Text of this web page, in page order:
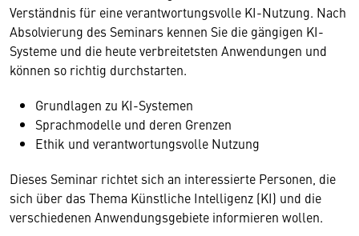
Verständnis für eine verantwortungsvolle KI-Nutzung. Nach
Absolvierung des Seminars kennen Sie die gängigen KI-
Systeme und die heute verbreitetsten Anwendungen und
können so richtig durchstarten.
Grundlagen zu KI-Systemen
Sprachmodelle und deren Grenzen
Ethik und verantwortungsvolle Nutzung
Dieses Seminar richtet sich an interessierte Personen, die
sich über das Thema Künstliche Intelligenz (KI) und die
verschiedenen Anwendungsgebiete informieren wollen.